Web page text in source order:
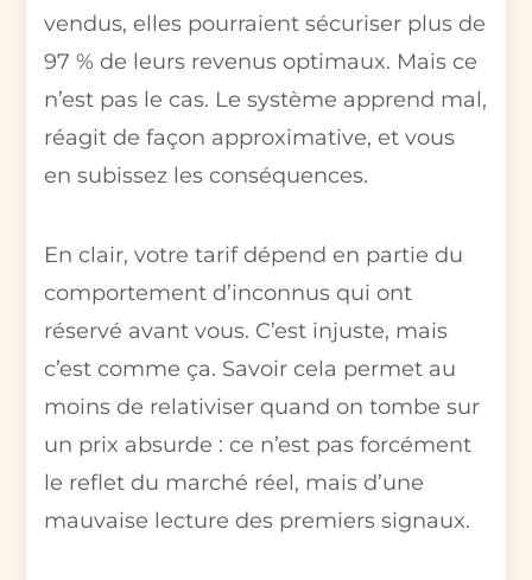
vendus, elles pourraient sécuriser plus de
97 % de leurs revenus optimaux. Mais ce
n’est pas le cas. Le système apprend mal,
réagit de façon approximative, et vous
en subissez les conséquences.
En clair, votre tarif dépend en partie du
comportement d’inconnus qui ont
réservé avant vous. C’est injuste, mais
c’est comme ça. Savoir cela permet au
moins de relativiser quand on tombe sur
un prix absurde : ce n’est pas forcément
le reflet du marché réel, mais d’une
mauvaise lecture des premiers signaux.